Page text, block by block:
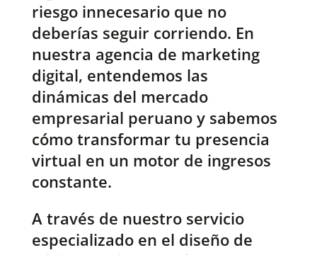
riesgo innecesario que no
deberías seguir corriendo. En
nuestra agencia de marketing
digital, entendemos las
dinámicas del mercado
empresarial peruano y sabemos
cómo transformar tu presencia
virtual en un motor de ingresos
constante.
A través de nuestro servicio
especializado en el diseño de